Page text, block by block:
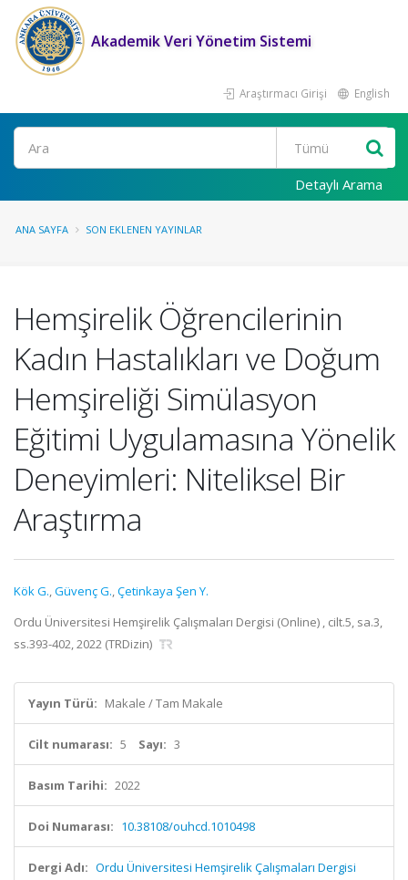
Akademik Veri Yönetim Sistemi
Araştırmacı Girişi English
Ara
Detaylı Arama
ANA SAYFA SON EKLENEN YAYINLAR
Hemşirelik Öğrencilerinin
Kadın Hastalıkları ve Doğum
Hemşireliği Simülasyon
Eğitimi Uygulamasına Yönelik
Deneyimleri: Niteliksel Bir
Araştırma
Kök G.,Güvenç G.,Çetinkaya Şen Y.
Ordu Üniversitesi Hemşirelik Çalışmaları Dergisi (Online) , cilt.5, sa.3,
ss.393-402, 2022 (TRDizin)
Yayın Türü: Makale / Tam Makale
Cilt numarası: 5 Sayı: 3
Basım Tarihi: 2022
Doi Numarası: 10.38108/ouhcd.1010498
Dergi Adı: Ordu Üniversitesi Hemşirelik Çalışmaları Dergisi